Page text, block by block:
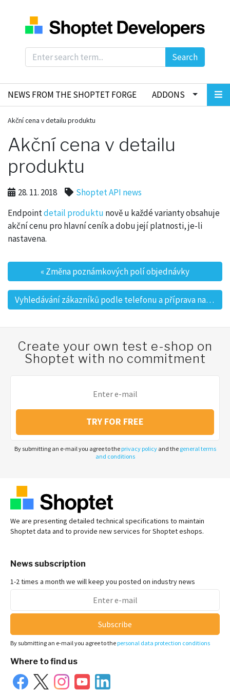
Search
NEWS FROM THE SHOPTET FORGE ADDONS
Akční cena v detailu produktu
Akční cena v detailu
produktu
28. 11. 2018
Shoptet API news
Endpointdetail produktu nově u každé varianty obsahuje
akční cenu pro hlavní ceník a dobu její platnosti, je-li
nastavena.
Post navigation
«Změna poznámkových polí objednávky
Vyhledávání zákazníků podle telefonu a příprava na webhooky
Create your own test e-shop on
Shoptet with no commitment
TRY FOR FREE
By submitting an e-mail you agree to the privacy policyand the general terms
and conditions
We are presenting detailed technical specifications to maintain
Shoptet data and to provide new services for Shoptet eshops.
News subscription
1-2 times a month we will keep you posted on industry news
Subscribe
By submitting an e-mail you agree to the personal data protection conditions
Where to find us